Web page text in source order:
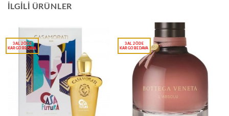
İLGILI ÜRÜNLER